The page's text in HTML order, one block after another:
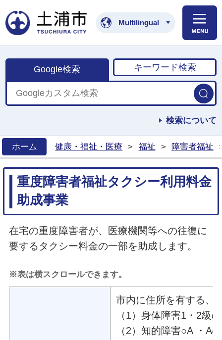
土浦市公式ホームペ
Multilingual
Google検索 キーワード検索
検索について
ホーム
健康・福祉・医療 > 福祉 > 障害者福祉
重度障害者福祉タクシー利用料金
助成事業
在宅の重度障害者が、医療機関等への往復に
要するタクシー料金の一部を助成します。
※表は横スクロールできます。
市内に住所を有する、
（1）身体障害1・2級
（2）知的障害○A ・A